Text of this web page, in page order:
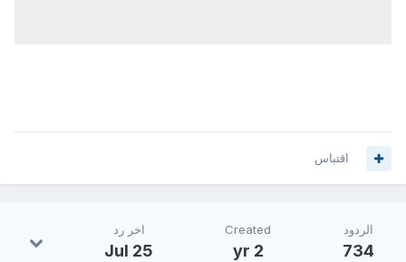
اقتباس
الردود
734
Created
2 yr
اخر رد
Jul 25